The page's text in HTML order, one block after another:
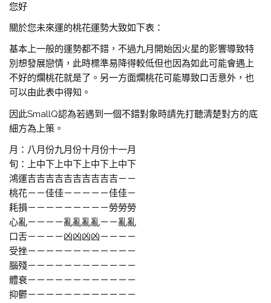
您好
關於您未來運的桃花運勢大致如下表：
基本上一般的運勢都不錯，不過九月開始因火星的影響導致特
別想發展戀情，此時標準易降得較低但也因為如此可能會遇上
不好的爛桃花就是了。另一方面爛桃花可能導致口舌意外，也
可以由此表中得知。
因此SmallQ認為若遇到一個不錯對象時請先打聽清楚對方的底
細方為上策。
月：八月份九月份十月份十一月
旬：上中下上中下上中下上中下
鴻運吉吉吉吉吉吉吉吉吉吉－－
桃花－－佳佳－－－－－佳佳－
耗損－－－－－－－－－勞勞勞
心亂－－－－亂亂亂亂－－亂亂
口舌－－－－凶凶凶凶－－－－
受挫－－－－－－－－－－－－
腦殘－－－－－－－－－－－－
體衰－－－－－－－－－－－－
抑鬱－－－－－－－－－－－－